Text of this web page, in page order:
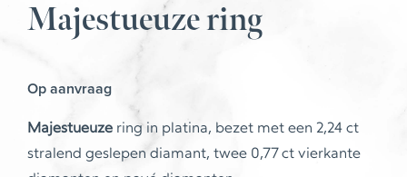
Majestueuze ring
Op aanvraag
Majestueuze ring in platina, bezet met een 2,24 ct
stralend geslepen diamant, twee 0,77 ct vierkante